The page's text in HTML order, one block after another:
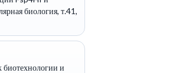
биология, т.41,
биотехнологии и